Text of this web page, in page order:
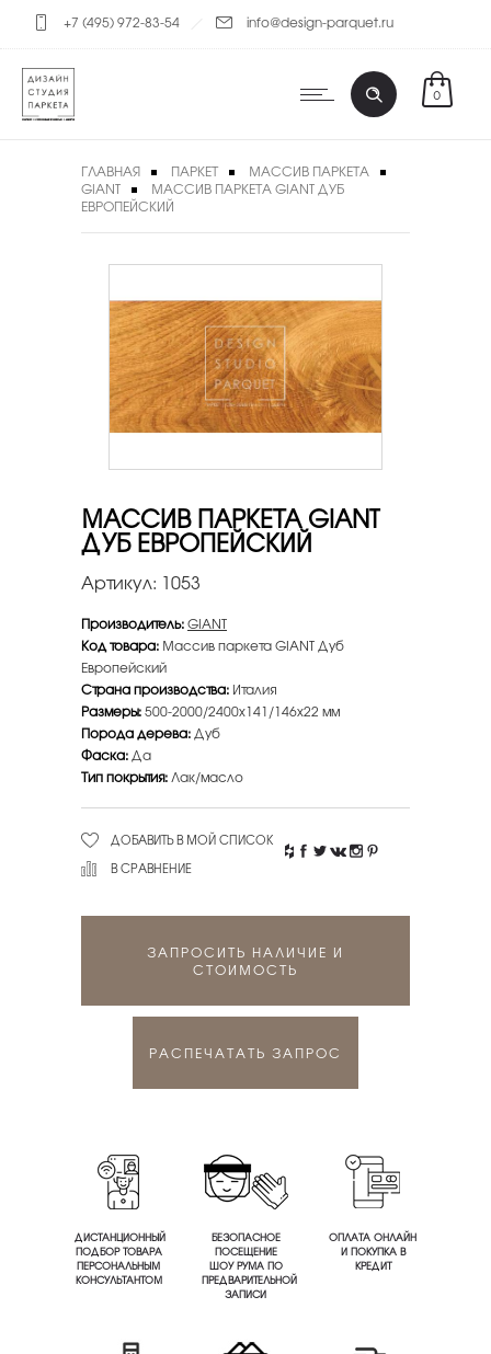
+7 (495) 972-83-54 info@design-parquet.ru
0
ГЛАВНАЯ ПАРКЕТ
МАССИВ ПАРКЕТА
GIANT
МАССИВ ПАРКЕТА GIANT ДУБ
ЕВРОПЕЙСКИЙ
МАССИВ ПАРКЕТА GIANT
ДУБ ЕВРОПЕЙСКИЙ
Артикул: 1053
Производитель:GIANT
Код товара: Массив паркета GIANT Дуб
Европейский
Страна производства: Италия
Размеры:500-2000/2400х141/146х22 мм
Порода дерева:Дуб
Фаска:Да
Тип покрытия:Лак/масло
ДОБАВИТЬ В МОЙ СПИСОК
В СРАВНЕНИЕ
ЗАПРОСИТЬ НАЛИЧИЕ И
СТОИМОСТЬ
РАСПЕЧАТАТЬ ЗАПРОС
ДИСТАНЦИОННЫЙ
ПОДБОР ТОВАРА
ПЕРСОНАЛЬНЫМ
КОНСУЛЬТАНТОМ
БЕЗОПАСНОЕ
ПОСЕЩЕНИЕ
ШОУ РУМА ПО
ПРЕДВАРИТЕЛЬНОЙ
ЗАПИСИ
ОПЛАТА ОНЛАЙН
И ПОКУПКА В
КРЕДИТ